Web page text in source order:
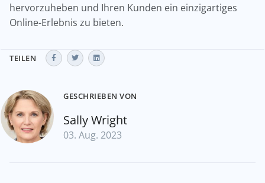
hervorzuheben und Ihren Kunden ein einzigartiges
Online-Erlebnis zu bieten.
TEILEN
GESCHRIEBEN VON
Sally Wright
03. Aug. 2023